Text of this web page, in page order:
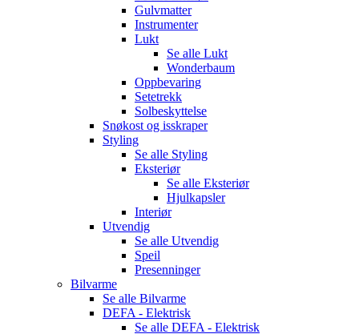
Gulvmatter
Instrumenter
Lukt
Se alle Lukt
Wonderbaum
Oppbevaring
Setetrekk
Solbeskyttelse
Snøkost og isskraper
Styling
Se alle Styling
Eksteriør
Se alle Eksteriør
Hjulkapsler
Interiør
Utvendig
Se alle Utvendig
Speil
Presenninger
Bilvarme
Se alle Bilvarme
DEFA - Elektrisk
Se alle DEFA - Elektrisk